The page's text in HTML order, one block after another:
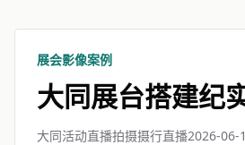
展会影像案例
大同展台搭建纪
大同活动直播拍摄摄行直播2026-06-